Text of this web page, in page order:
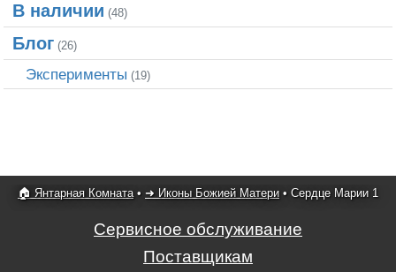
В наличии (48)
Блог (26)
Эксперименты (19)
🏠 Янтарная Комната• ➜ Иконы Божией Матери • Сердце Марии 1
Сервисное обслуживание
Поставщикам